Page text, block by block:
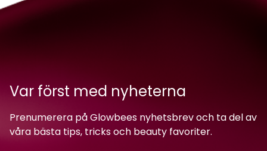
Var först med nyheterna
Prenumerera på Glowbees nyhetsbrev och ta del av
våra bästa tips, tricks och beauty favoriter.